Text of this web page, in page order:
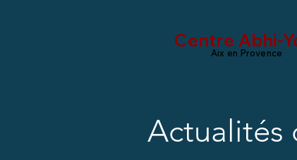
Centre Abhi-
Aix en Provence
Actualités